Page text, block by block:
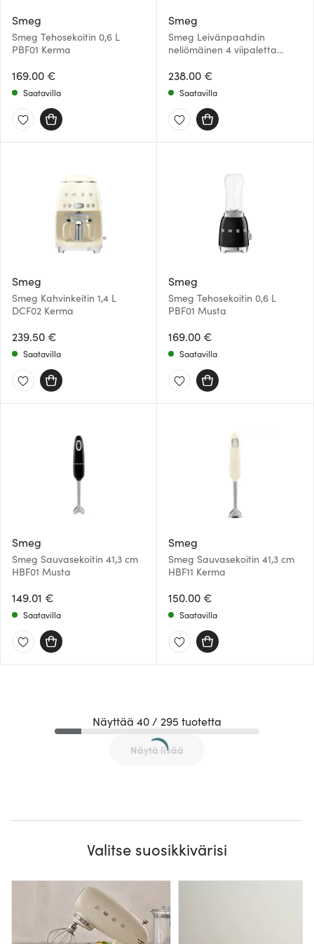
Smeg
Smeg Tehosekoitin 0,6 L
PBF01 Kerma
169.00 €
Saatavilla
Smeg
Smeg Leivänpaahdin
neliömäinen 4 viipaletta
238.00 €
Saatavilla
Smeg
Smeg Kahvinkeitin 1,4 L
DCF02 Kerma
239.50 €
Saatavilla
Smeg
Smeg Tehosekoitin 0,6 L
PBF01 Musta
169.00 €
Saatavilla
Smeg
Smeg Sauvasekoitin 41,3 cm
HBF01 Musta
149.01 €
Saatavilla
Smeg
Smeg Sauvasekoitin 41,3 cm
HBF11 Kerma
150.00 €
Saatavilla
Näyttää 40 / 295 tuotetta
Näytä lisää
Valitse suosikkivärisi